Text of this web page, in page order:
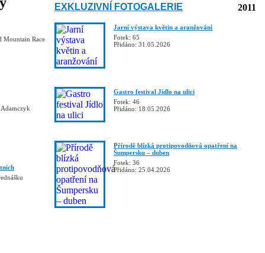
Mountain Race
EXKLUZIVNÍ FOTOGALERIE
Jarní výstava květin a aranžování
Fotek: 65
Přidáno: 31.05.2026
Gastro festival Jídlo na ulici
Fotek: 46
Přidáno: 18.05.2026
Přírodě blízká protipovodňová opatření na
Šumpersku – duben
Fotek: 36
Přidáno: 25.04.2026
2011